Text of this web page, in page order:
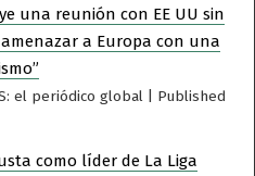
una reunión con EE UU sin
a Europa con una
el periódico global
Published
como líder de La Liga